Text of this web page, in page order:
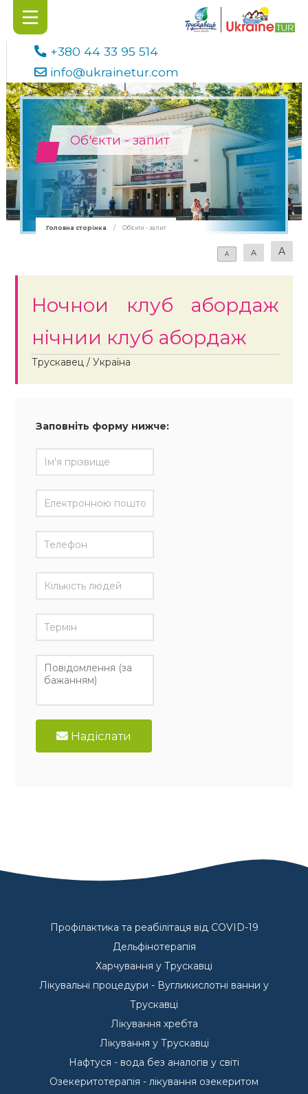
+380 44 33 95 514
info@ukrainetur.com
Об'єкти - запит
Головна сторінка / Об'єкти - запит
A A A
Ночнои клуб абордаж
нічнии клуб абордаж
Трускавец / Україна
Заповніть форму нижче:
Надіслати
Профілактика та реабілітаця від COVID-19
Дельфінотерапія
Харчування у Трускавці
Лікувальні процедури - Вугликислотні ванни у
Трускавці
Лікування хребта
Лікування у Трускавці
Нафтуся - вода без аналогів у світі
Озекеритотерапія - лікування озекеритом